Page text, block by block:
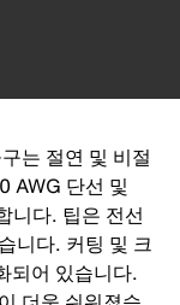
는 절연 및 비절
AWG 단선 및
니다. 팁은 전선
니다. 커팅 및 크
되어 있습니다.